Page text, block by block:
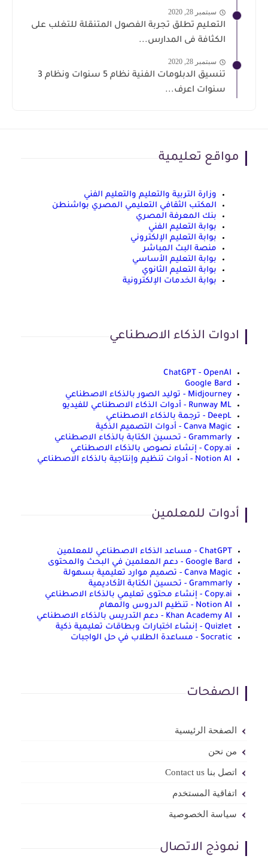
سبتمبر 28, 2020
التعليم تطلق تجربة الفصول المتنقلة للتغلب على
الكثافة فى المدارس...
سبتمبر 28, 2020
تنسيق الدبلومات الفنية نظام 5 سنوات ونظام 3
سنوات اعرف...
مواقع تعليمية
وزارة التربية والتعليم والتعليم الفني
المكتب الثقافي التعليمي المصري بواشنطن
بنك المعرفة المصري
بوابة التعليم الفني
بوابة التعليم الإلكتروني
منصة البث المباشر
بوابة التعليم الأساسي
بوابة التعليم الثانوي
بوابة الخدمات الإلكترونية
ادوات الذكاء الاصطناعي
ChatGPT - OpenAI
Google Bard
Midjourney - توليد الصور بالذكاء الاصطناعي
Runway ML - أدوات الذكاء الاصطناعي للفيديو
DeepL - ترجمة بالذكاء الاصطناعي
Canva Magic - أدوات التصميم الذكية
Grammarly - تحسين الكتابة بالذكاء الاصطناعي
Copy.ai - إنشاء نصوص بالذكاء الاصطناعي
Notion AI - أدوات تنظيم وإنتاجية بالذكاء الاصطناعي
أدوات للمعلمين
ChatGPT - مساعد الذكاء الاصطناعي للمعلمين
Google Bard - دعم المعلمين في البحث والمحتوى
Canva Magic - تصميم موارد تعليمية بسهولة
Grammarly - تحسين الكتابة الأكاديمية
Copy.ai - إنشاء محتوى تعليمي بالذكاء الاصطناعي
Notion AI - تنظيم الدروس والمهام
Khan Academy AI - دعم التدريس بالذكاء الاصطناعي
Quizlet - إنشاء اختبارات وبطاقات تعليمية ذكية
Socratic - مساعدة الطلاب في حل الواجبات
الصفحات
الصفحة الرئيسية
من نحن
اتصل بنا Contact us
اتفاقية المستخدم
سياسة الخصوصية
نموذج الاتصال